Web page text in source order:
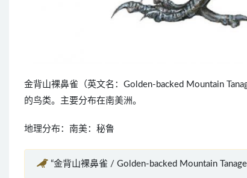
金背山裸鼻雀（英文名：Golden-backed Mountain
的鸟类。主要分布在南美洲。
地理分布：南美：秘鲁
“金背山裸鼻雀 / Golden-backed Mountain